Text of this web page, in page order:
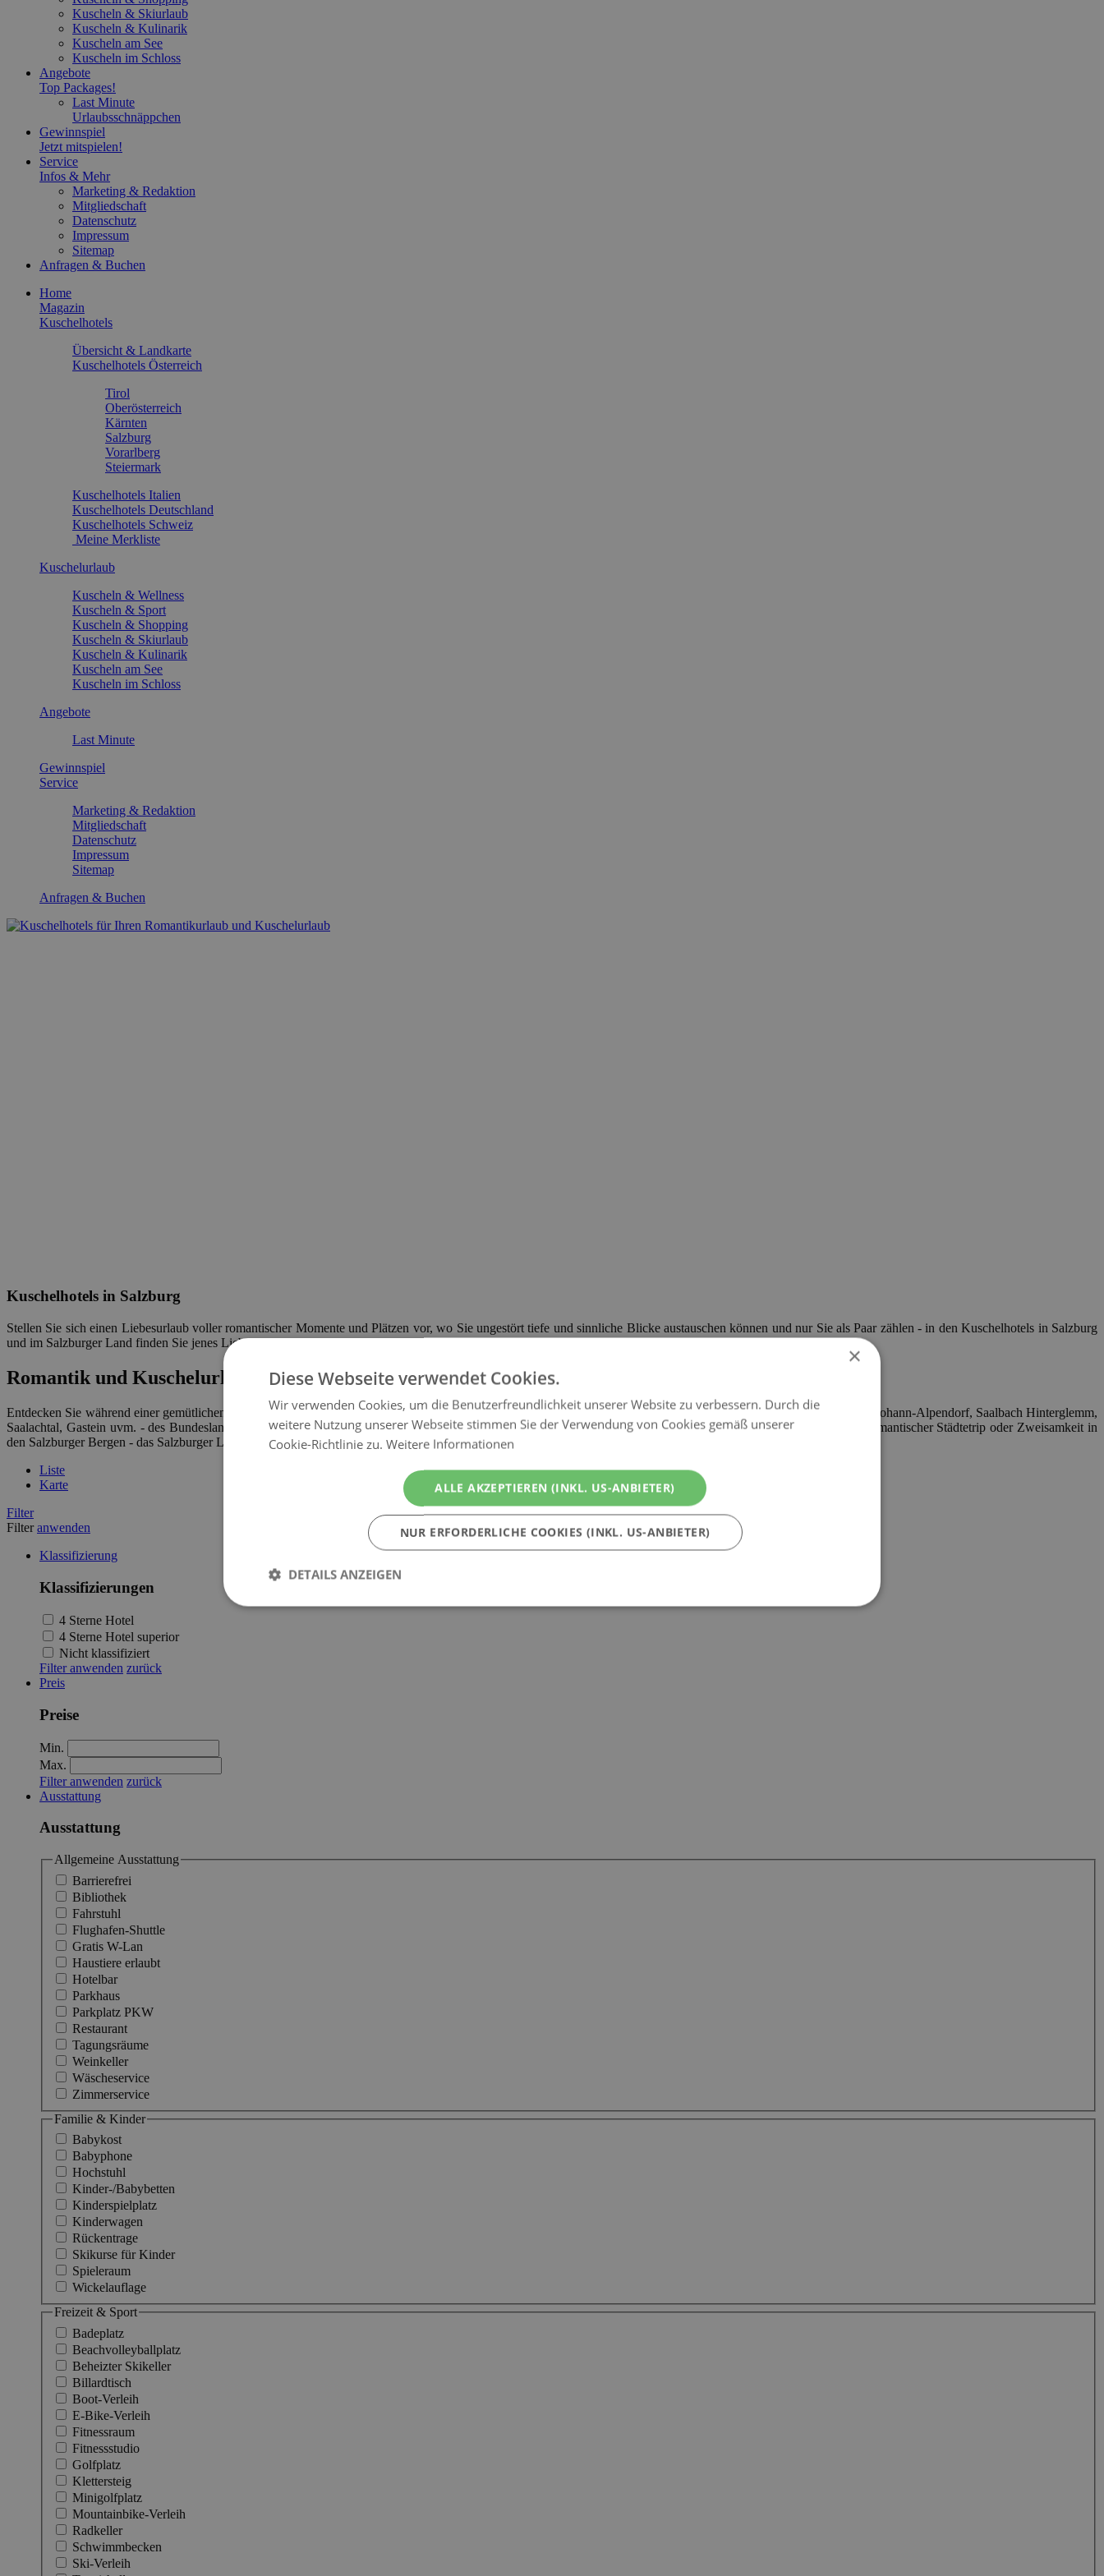
Kuscheln & Skiurlaub
Kuscheln & Kulinarik
Kuscheln am See
Kuscheln im Schloss
Angebote
Top Packages!
Last Minute
Urlaubsschnäppchen
Gewinnspiel
Jetzt mitspielen!
Service
Infos & Mehr
Marketing & Redaktion
Mitgliedschaft
Datenschutz
Impressum
Sitemap
Anfragen & Buchen
Home
Magazin
Kuschelhotels
Übersicht & Landkarte
Kuschelhotels Österreich
Tirol
Oberösterreich
Kärnten
Salzburg
Vorarlberg
Steiermark
Kuschelhotels Italien
Kuschelhotels Deutschland
Kuschelhotels Schweiz
Meine Merkliste
Kuschelurlaub
Kuscheln & Wellness
Kuscheln & Sport
Kuscheln & Shopping
Kuscheln & Skiurlaub
Kuscheln & Kulinarik
Kuscheln am See
Kuscheln im Schloss
Angebote
Last Minute
Gewinnspiel
Service
Marketing & Redaktion
Mitgliedschaft
Datenschutz
Impressum
Sitemap
Anfragen & Buchen
Kuschelhotels in Salzburg
Stellen Sie sich einen Liebesurlaub voller romantischer Momente und Plätzen vor, wo Sie ungestört tiefe und sinnliche Blicke austauschen können und nur Sie als Paar zählen - in den Kuschelhotels in Salzburg
und im Salzburger Land finden Sie jenes Liebesrefugium, das Ihre Liebe wieder zum Erblühen bringt.
Romantik und Kuschelurlaub im Salzburger Land
Entdecken Sie während einer gemütlichen Wanderung, romantischen Spaziergangs oder einer genüsslichen Radtour die schönsten Urlaubsregionen - Wolfgangsee, St. Johann-Alpendorf, Saalbach Hinterglemm,
Saalachtal, Gastein uvm. - des Bundesland Salzburgs. Nirgendwo sonst finden Sie diese Landschaftsvielfalt! Ob ein Kuschelurlaub am See im Salzkammergut, ein romantischer Städtetrip oder Zweisamkeit in
den Salzburger Bergen - das Salzburger Land ist wie geschaffen für einen Liebesurlaub.
Liste
Karte
Filter
Filteranwenden
Klassifizierung
Klassifizierungen
4 Sterne Hotel
4 Sterne Hotel superior
Nicht klassifiziert
Filter anwenden zurück
Preis
Preise
Min.
Max.
Filter anwenden zurück
Ausstattung
Ausstattung
Allgemeine Ausstattung
Barrierefrei
Bibliothek
Fahrstuhl
Flughafen-Shuttle
Gratis W-Lan
Haustiere erlaubt
Hotelbar
Parkhaus
Parkplatz PKW
Restaurant
Tagungsräume
Weinkeller
Wäscheservice
Zimmerservice
Familie & Kinder
Babykost
Babyphone
Hochstuhl
Kinder-/Babybetten
Kinderspielplatz
Kinderwagen
Rückentrage
Skikurse für Kinder
Spieleraum
Wickelauflage
Freizeit & Sport
Badeplatz
Beachvolleyballplatz
Beheizter Skikeller
Billardtisch
Boot-Verleih
E-Bike-Verleih
Fitnessraum
Fitnessstudio
Golfplatz
Klettersteig
Minigolfplatz
Mountainbike-Verleih
Radkeller
Schwimmbecken
Ski-Verleih
×
Diese Webseite verwendet Cookies.
Wir verwenden Cookies, um die Benutzerfreundlichkeit unserer Website zu verbessern. Durch die
weitere Nutzung unserer Webseite stimmen Sie der Verwendung von Cookies gemäß unserer
Cookie-Richtlinie zu. Weitere Informationen
ALLE AKZEPTIEREN (INKL. US-ANBIETER)
NUR ERFORDERLICHE COOKIES (INKL. US-ANBIETER)
DETAILS ANZEIGEN